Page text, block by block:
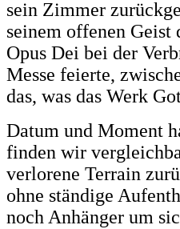
sein Zimmer
seinem offenen
Opus Dei bei der
Messe feierte,
das, was das Werk
Datum und Moment
finden wir
verlorene Terrain
ohne ständige
noch Anhänger um